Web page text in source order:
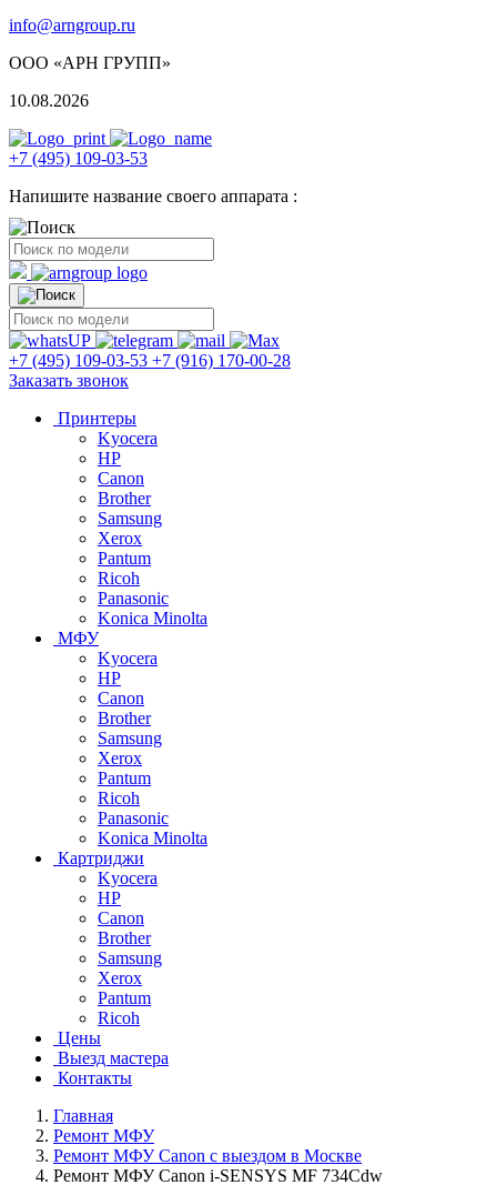
info@arngroup.ru
ООО «АРН ГРУПП»
10.08.2026
+7 (495) 109-03-53
Напишите название своего аппарата :
+7 (495) 109-03-53 +7 (916) 170-00-28
Заказать звонок
Принтеры
Kyocera
HP
Canon
Brother
Samsung
Xerox
Pantum
Ricoh
Panasonic
Konica Minolta
МФУ
Kyocera
HP
Canon
Brother
Samsung
Xerox
Pantum
Ricoh
Panasonic
Konica Minolta
Картриджи
Kyocera
HP
Canon
Brother
Samsung
Xerox
Pantum
Ricoh
Цены
Выезд мастера
Контакты
Главная
Ремонт МФУ
Ремонт МФУ Canon с выездом в Москве
Ремонт МФУ Canon i-SENSYS MF 734Cdw